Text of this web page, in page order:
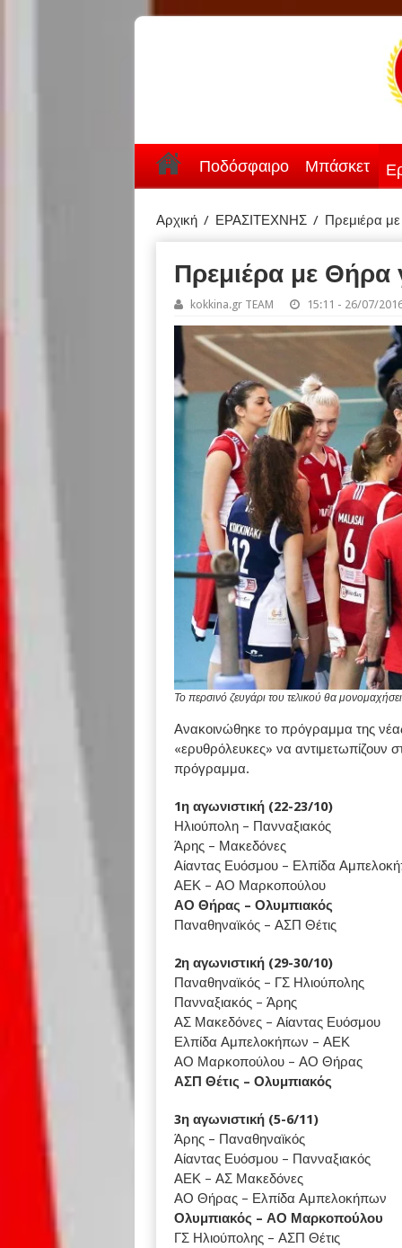
Ποδόσφαιρο Μπάσκετ
Αρχική / ΕΡΑΣΙΤΕΧΝΗΣ / Πρεμιέρα
Πρεμιέρα με Θήρα
kokkina.gr TEAM 15:11 - 26/07/
Το περσινό ζευγάρι του τελικού θα
Ανακοινώθηκε το πρόγραμμα της
«ερυθρόλευκες» να αντιμετωπίζουν
πρόγραμμα.
1η αγωνιστική (22-23/10)
Ηλιούπολη – Πανναξιακός
Άρης – Μακεδόνες
Αίαντας Ευόσμου – Ελπίδα
ΑΕΚ – ΑΟ Μαρκοπούλου
ΑΟ Θήρας – Ολυμπιακός
Παναθηναϊκός – ΑΣΠ Θέτις
2η αγωνιστική (29-30/10)
Παναθηναϊκός – ΓΣ Ηλιούπολης
Πανναξιακός – Άρης
ΑΣ Μακεδόνες – Αίαντας Ευόσμου
Ελπίδα Αμπελοκήπων – ΑΕΚ
ΑΟ Μαρκοπούλου – ΑΟ Θήρας
ΑΣΠ Θέτις – Ολυμπιακός
3η αγωνιστική (5-6/11)
Άρης – Παναθηναϊκός
Αίαντας Ευόσμου – Πανναξιακός
ΑΕΚ – ΑΣ Μακεδόνες
ΑΟ Θήρας – Ελπίδα Αμπελοκήπων
Ολυμπιακός – ΑΟ Μαρκοπούλου
ΓΣ Ηλιούπολης – ΑΣΠ Θέτις